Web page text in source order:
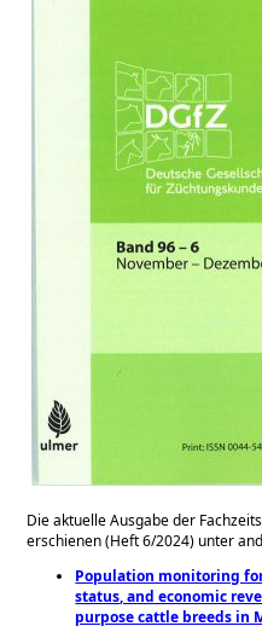
Die aktuelle Ausgabe der
erschienen (Heft 6/2024) unter
Population monitoring
status, and economic
purpose cattle breeds in